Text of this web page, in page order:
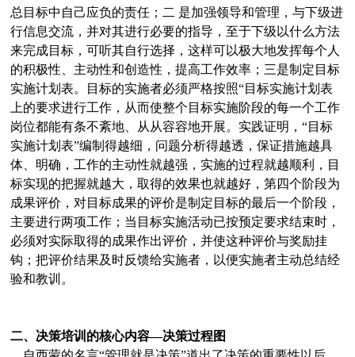
总目标中自己应负的责任；二 是加强领导和管理，与下级进
行信息交流，并对其进行必要的指导，至于下级以什么方法
来完成目标，可听其自行选择，这样可以极大地发挥每个人
的积极性、主动性和创造性，提高工作效率；三是制定目标
实施计划表。目标的实施者必须严格按照“目标实施计划表
上的要求进行工作，从而使整个目标实施阶段的每一个工作
岗位都能有条不紊地、从从容容地开展。实践证明，“目标
实施计划表”编制得越细，问题分析得越透，保证措施越具
体、明确，工作的主动性就越强，实施的过程就越顺利，目
标实现的把握就越大，取得的效果也就越好，第四个阶段为
成果评价，对目标成果的评价是制定目标的最后一个阶段，
主要进行两项工作；当目标实施活动已按预定要求结束时，
必须对实际取得的成果作出评价，并使这种评价与奖励挂
钩；把评价结果及时反馈给实施者，以便实施者主动总结经
验和教训。
二、决策培训的核心内容—决策过程图